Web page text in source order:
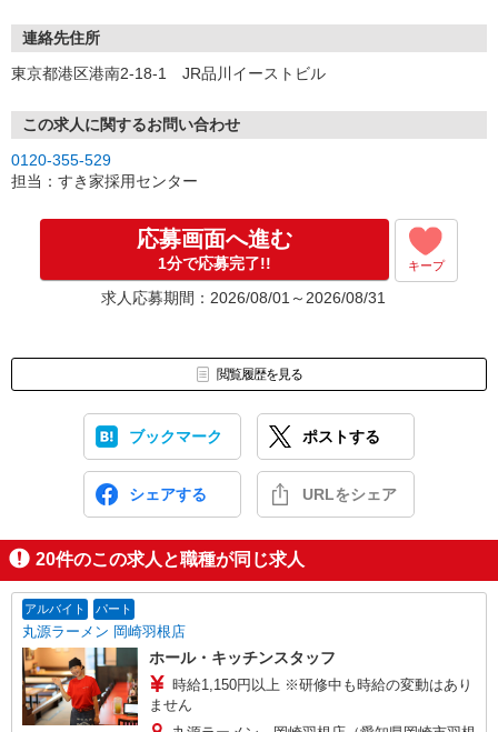
連絡先住所
東京都港区港南2-18-1 JR品川イーストビル
この求人に関するお問い合わせ
0120-355-529
担当：すき家採用センター
応募画面へ進む
1分で応募完了!! キープ
求人応募期間：2026/08/01～2026/08/31
閲覧履歴を見る
ブックマーク ポストする
シェアする URLをシェア
20件のこの求人と職種が同じ求人
アルバイト パート
丸源ラーメン 岡崎羽根店
ホール・キッチンスタッフ
時給1,150円以上 ※研修中も時給の変動はあり
ません